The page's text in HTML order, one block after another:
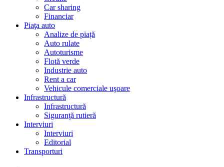
Car sharing
Financiar
Piaţa auto
Analize de piață
Auto rulate
Autoturisme
Flotă verde
Industrie auto
Rent a car
Vehicule comerciale uşoare
Infrastructură
Infrastructură
Siguranţă rutieră
Interviuri
Interviuri
Editorial
Transporturi